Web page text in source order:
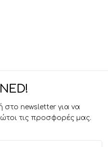
στο newsletter για να
τις προσφορές μας.